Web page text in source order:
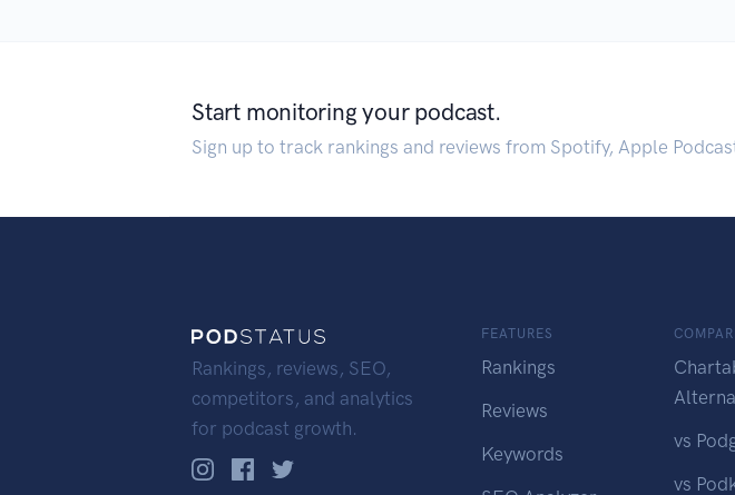
Start monitoring your podcast.
Sign up to track rankings and reviews from Spotify, Apple
Rankings, reviews, SEO,
competitors, and analytics
for podcast growth.
FEATURES
Rankings
Reviews
Keywords
vs
vs